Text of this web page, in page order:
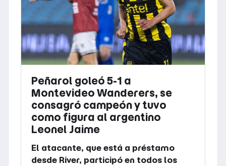
Peñarol goleó 5-1 a
Montevideo Wanderers, se
consagró campeón y tuvo
como figura al argentino
Leonel Jaime
El atacante, que está a préstamo
desde River, participó en todos los